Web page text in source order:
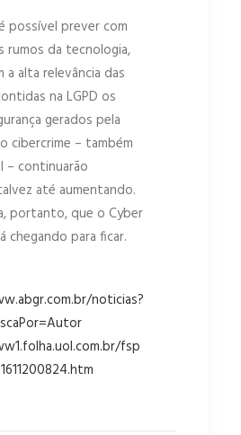
possível prever com
rumos da tecnologia,
a alta relevância das
na LGPD os
gerados pela
cibercrime – também
– continuarão
até aumentando.
portanto, que o Cyber
chegando para ficar.
noticias?
fsp